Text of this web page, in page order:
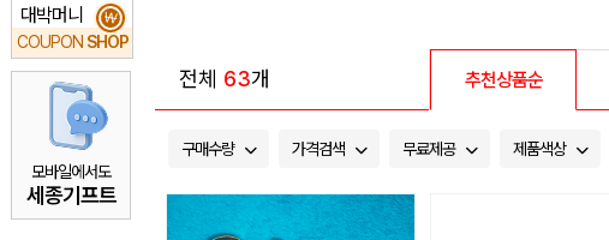
대박머니
COUPON SHOP
₩
모바일에서도
세종기프트
전체 63개 추천상품순
구매수량 가격검색 무료제공 제품색상